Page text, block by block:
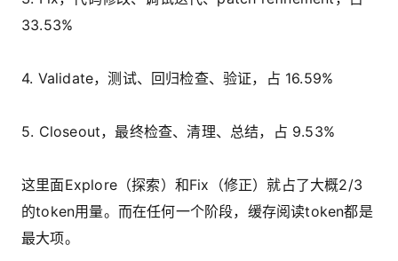
33.53%
4. Validate，测试、回归检查、验证，占 16.59%
5. Closeout，最终检查、清理、总结，占 9.53%
这里面Explore（探索）和Fix（修正）就占了大概2/3
的token用量。而在任何一个阶段，缓存阅读token都是
最大项。